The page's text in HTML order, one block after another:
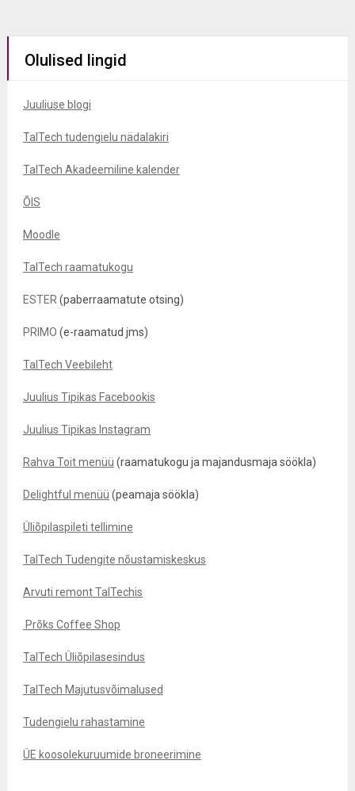
Olulised lingid
Juuliuse blogi
TalTech tudengielu nädalakiri
TalTech Akadeemiline kalender
ÕIS
Moodle
TalTech raamatukogu
ESTER (paberraamatute otsing)
PRIMO (e-raamatud jms)
TalTech Veebileht
Juulius Tipikas Facebookis
Juulius Tipikas Instagram
Rahva Toit menüü (raamatukogu ja majandusmaja söökla)
Delightful menüü (peamaja söökla)
Üliõpilaspileti tellimine
TalTech Tudengite nõustamiskeskus
Arvuti remont TalTechis
Prõks Coffee Shop
TalTech Üliõpilasesindus
TalTech Majutusvõimalused
Tudengielu rahastamine
ÜE koosolekuruumide broneerimine